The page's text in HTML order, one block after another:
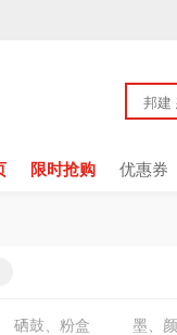
限时抢购 优惠券
硒鼓、粉盒 墨、